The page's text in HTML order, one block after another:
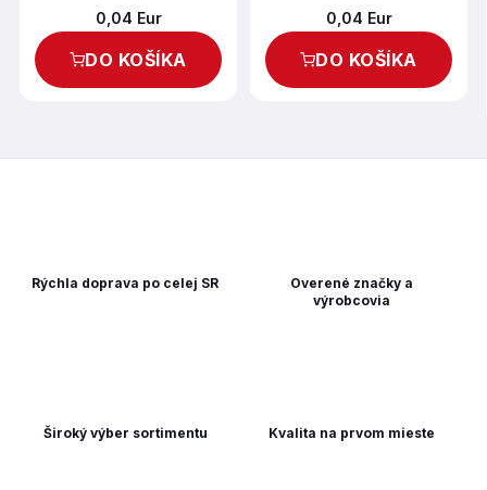
0,04 Eur
DO KOŠÍKA
0,04 Eur
DO KOŠÍKA
Kvalita na prvom mieste
Overené značky a
výrobcovia
Rýchla doprava po celej SR
Široký výber sortimentu